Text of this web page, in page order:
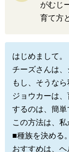
がむじ
育て方
はじめまして。
チーズさんは
もし、そうなら
ジョウカーは
するのは、簡単
この方法は、私
■種族を決める。
おすすめは、